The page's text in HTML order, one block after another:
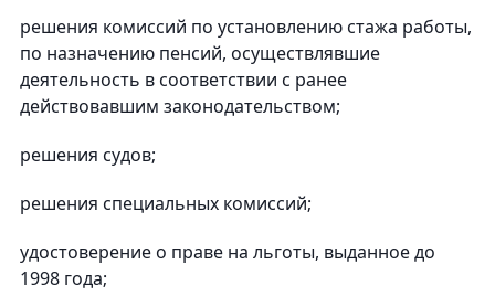
решения комиссий по установлению стажа работы,
по назначению пенсий, осуществлявшие
деятельность в соответствии с ранее
действовавшим законодательством;
решения судов;
решения специальных комиссий;
удостоверение о праве на льготы, выданное до
1998 года;